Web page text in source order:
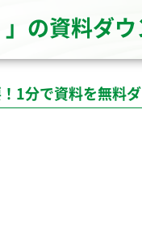
の資料ダ
1分で資料を無料